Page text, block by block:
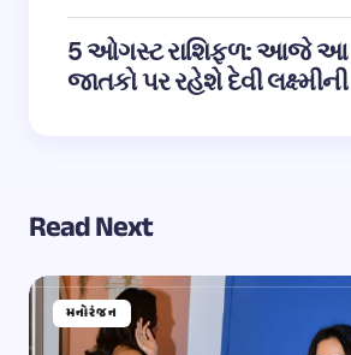
5 ઓગસ્ટ રાશિફળ: આજે આ
જાતકો પર રહેશે દેવી
Read Next
મનોરંજન